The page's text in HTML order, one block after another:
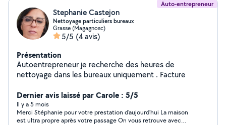
Auto-entrepreneur
Stephanie Castejon
Nettoyage particuliers bureaux
Grasse (Magagnosc)
5/5 (4 avis)
Présentation
Autoentrepreneur je recherche des heures de
nettoyage dans les bureaux uniquement . Facture
Dernier avis laissé par Carole : 5/5
Il y a 5 mois
Merci Stéphanie pour votre prestation d’aujourd’hui La maison
est ultra propre après votre passage On vous retrouve avec